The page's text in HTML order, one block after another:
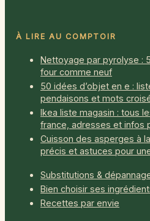
À LIRE AU COMPTOIR
Nettoyage par pyrolyse :
four comme neuf
50 idées d’objet en e :
pendaisons et mots
Ikea liste magasin : tous
france, adresses et infos
Cuisson des asperges à
précis et astuces pour
Substitutions &
Bien choisir ses
Recettes par envie